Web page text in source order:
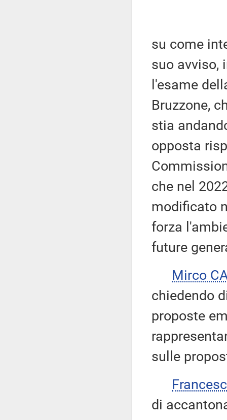
su come
suo avviso,
l'esame
Bruzzone,
stia
opposta
che nel
modificato
forza
future
Mirco
chiedendo
proposte
sulle
di